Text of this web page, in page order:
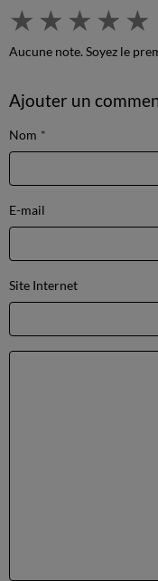
★ ★ ★ ★ ★
Aucune note. Soyez le
Ajouter un
Nom
E-mail
Site Internet